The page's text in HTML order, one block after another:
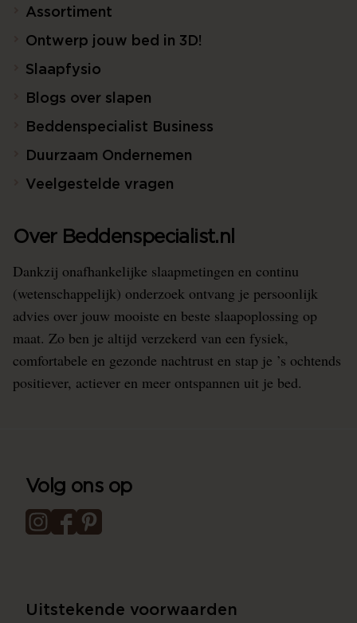
Assortiment
Ontwerp jouw bed in 3D!
Slaapfysio
Blogs over slapen
Beddenspecialist Business
Duurzaam Ondernemen
Veelgestelde vragen
Over Beddenspecialist.nl
Dankzij onafhankelijke slaapmetingen en continu
(wetenschappelijk) onderzoek ontvang je persoonlijk
advies over jouw mooiste en beste slaapoplossing op
maat. Zo ben je altijd verzekerd van een fysiek,
comfortabele en gezonde nachtrust en stap je ’s ochtends
positiever, actiever en meer ontspannen uit je bed.
Volg ons op
Uitstekende voorwaarden